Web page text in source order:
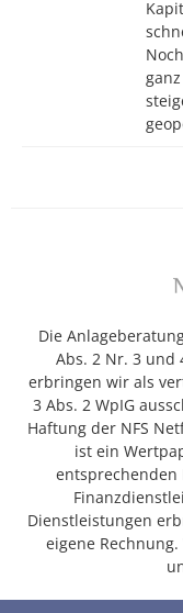
Die
Abs. 2 Nr. 3 und
erbringen wir als
3 Abs. 2 WpIG
Haftung der NFS
ist ein
Dienstleistungen
eigene